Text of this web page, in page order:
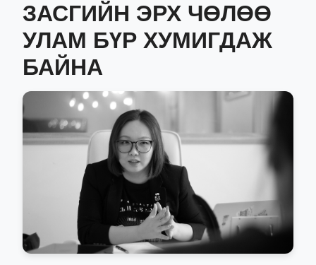
ЗАСГИЙН ЭРХ ЧӨЛӨӨ
УЛАМ БҮР ХУМИГДАЖ
БАЙНА